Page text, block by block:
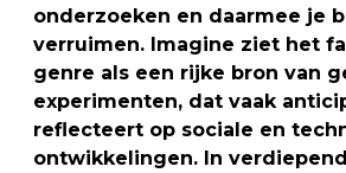
onderzoeken en daarmee je
verruimen. Imagine ziet het
genre als een rijke bron van
experimenten, dat vaak
reflecteert op sociale en
ontwikkelingen. In